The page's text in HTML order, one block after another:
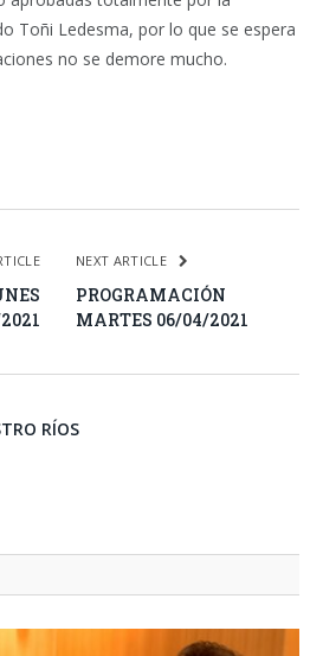
Toñi Ledesma, por lo que se espera
no se demore mucho.
NEXT ARTICLE
PROGRAMACIÓN
MARTES 06/04/2021
RÍOS